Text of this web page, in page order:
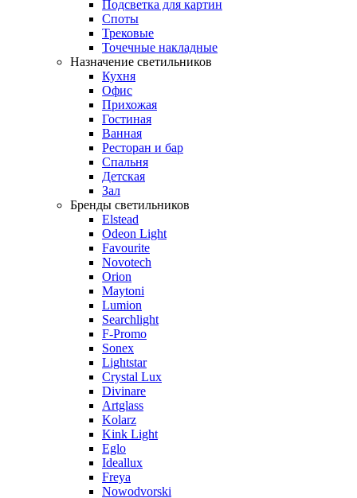
Подсветка для картин
Споты
Трековые
Точечные накладные
Назначение светильников
Кухня
Офис
Прихожая
Гостиная
Ванная
Ресторан и бар
Спальня
Детская
Зал
Бренды светильников
Elstead
Odeon Light
Favourite
Novotech
Orion
Maytoni
Lumion
Searchlight
F-Promo
Sonex
Lightstar
Crystal Lux
Divinare
Artglass
Kolarz
Kink Light
Eglo
Ideallux
Freya
Nowodvorski